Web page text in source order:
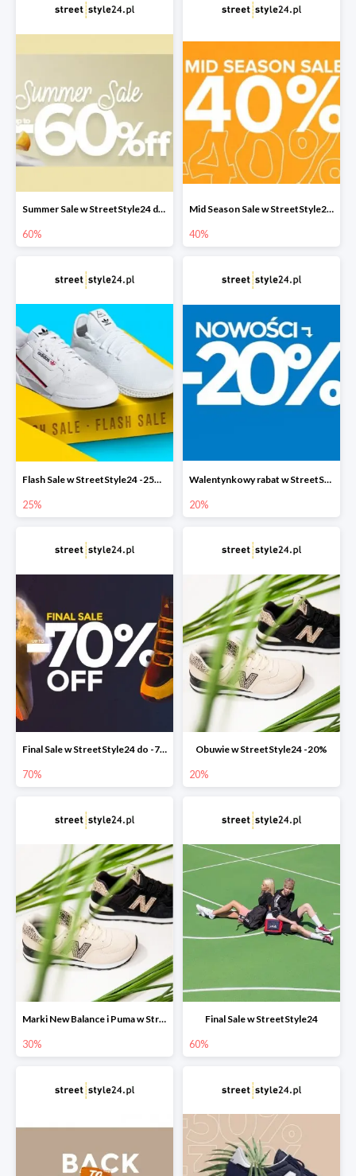
Summer Sale w StreetStyle24 do -60%
60%
Mid Season Sale w StreetStyle24 do -40%
40%
Flash Sale w StreetStyle24 -25% + darmowa dostawa
25%
Walentynkowy rabat w StreetStyle24 -20%
20%
Final Sale w StreetStyle24 do -70%
70%
Obuwie w StreetStyle24 -20%
20%
Marki New Balance i Puma w StreetStyle24 -30%
30%
Final Sale w StreetStyle24
60%